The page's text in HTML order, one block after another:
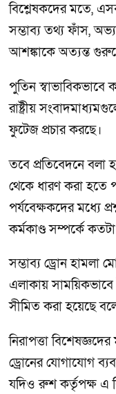
বিশ্লেষকদের মতে,
সম্ভাব্য তথ্য ফাঁস,
আশঙ্কাকে অত্যন্ত
পুতিন স্বাভাবিকভাবে
রাষ্ট্রীয়
ফুটেজ প্রচার করছে।
তবে প্রতিবেদনে
থেকে ধারণ করা হতে
পর্যবেক্ষকদের মধ্যে
কর্মকাণ্ড সম্পর্কে
সম্ভাব্য ড্রোন হামলা
এলাকায়
সীমিত করা হয়েছে
নিরাপত্তা
ড্রোনের যোগাযোগ
যদিও রুশ কর্তৃপক্ষ এ